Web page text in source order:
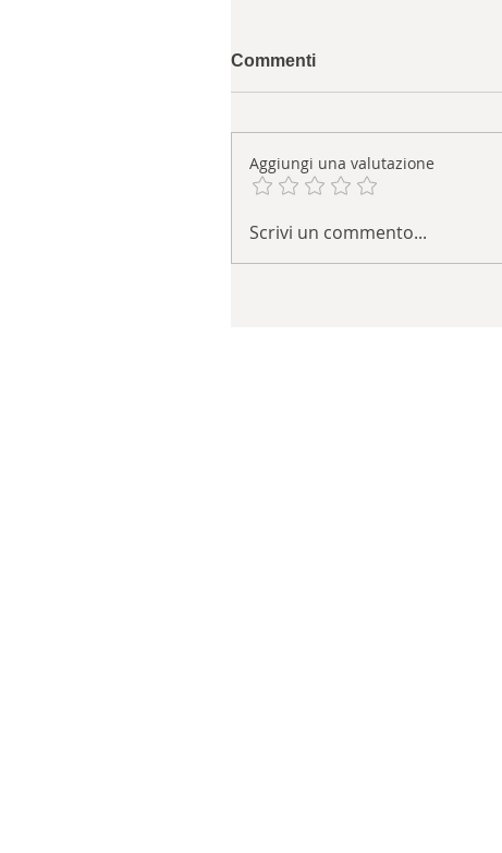
Commenti
Aggiungi una valutazione
Scrivi un commento...